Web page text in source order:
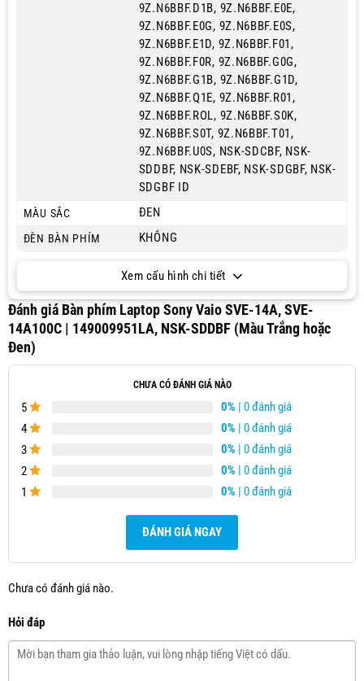
9Z.N6BBF.D1B, 9Z.N6BBF.E0E,
9Z.N6BBF.E0G, 9Z.N6BBF.E0S,
9Z.N6BBF.E1D, 9Z.N6BBF.F01,
9Z.N6BBF.F0R, 9Z.N6BBF.G0G,
9Z.N6BBF.G1B, 9Z.N6BBF.G1D,
9Z.N6BBF.Q1E, 9Z.N6BBF.R01,
9Z.N6BBF.ROL, 9Z.N6BBF.S0K,
9Z.N6BBF.S0T, 9Z.N6BBF.T01,
9Z.N6BBF.U0S, NSK-SDCBF, NSK-
SDDBF, NSK-SDEBF, NSK-SDGBF, NSK-
SDGBF ID
MÀU SẮC ĐEN
ĐÈN BÀN PHÍM KHÔNG
Xem cấu hình chi tiết
Đánh giá Bàn phím Laptop Sony Vaio SVE-14A, SVE-
14A100C | 149009951LA, NSK-SDDBF (Màu Trắng hoặc
Đen)
CHƯA CÓ ĐÁNH GIÁ NÀO
5 0% | 0 đánh giá
4
0% | 0 đánh giá
3
0% | 0 đánh giá
2
0% | 0 đánh giá
1
0% | 0 đánh giá
ĐÁNH GIÁ NGAY
Chưa có đánh giá nào.
Hỏi đáp